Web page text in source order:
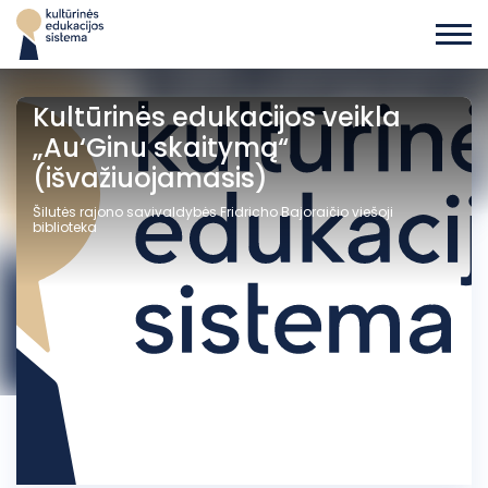
Kultūrinės edukacijos veikla
„Au‘Ginu skaitymą“
(išvažiuojamasis)
Šilutės rajono savivaldybės Fridricho Bajoraičio viešoji
biblioteka